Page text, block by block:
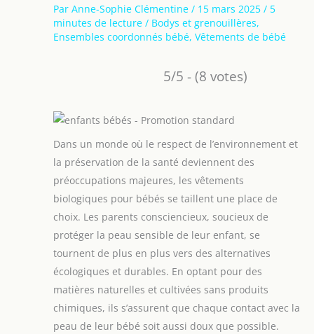
Par Anne-Sophie Clémentine / 15 mars 2025 / 5
minutes de lecture / Bodys et grenouillères,
Ensembles coordonnés bébé, Vêtements de bébé
5/5 - (8 votes)
Dans un monde où le respect de l’environnement et
la préservation de la santé deviennent des
préoccupations majeures, les vêtements
biologiques pour bébés se taillent une place de
choix. Les parents consciencieux, soucieux de
protéger la peau sensible de leur enfant, se
tournent de plus en plus vers des alternatives
écologiques et durables. En optant pour des
matières naturelles et cultivées sans produits
chimiques, ils s’assurent que chaque contact avec la
peau de leur bébé soit aussi doux que possible.